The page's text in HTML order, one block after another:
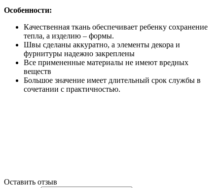
Особенности:
Качественная ткань обеспечивает ребенку сохранение
тепла, а изделию – формы.
Швы сделаны аккуратно, а элементы декора и
фурнитуры надежно закреплены
Все примененные материалы не имеют вредных
веществ
Большое значение имеет длительный срок службы в
сочетании с практичностью.
Оставить отзыв